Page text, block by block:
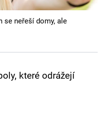
se neřeší domy, ale
které odrážejí